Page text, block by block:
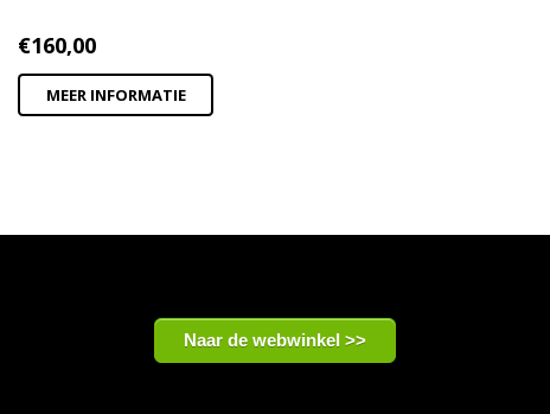
€160,00
MEER INFORMATIE
Naar de webwinkel >>